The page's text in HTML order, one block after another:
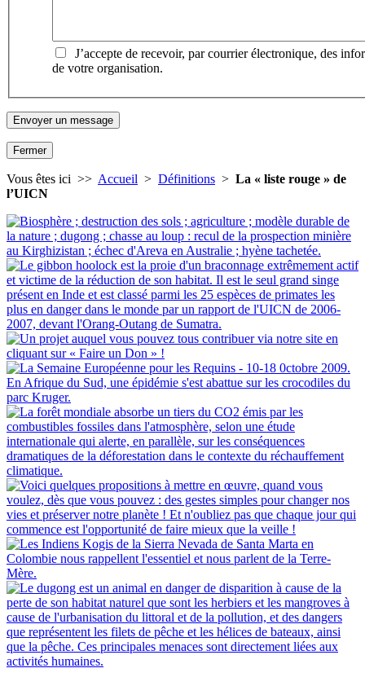
J’accepte de recevoir, par courrier électronique, des
de votre organisation.
Fermer
Vous êtes ici >> Accueil > Définitions > La « liste rouge » de
l’UICN